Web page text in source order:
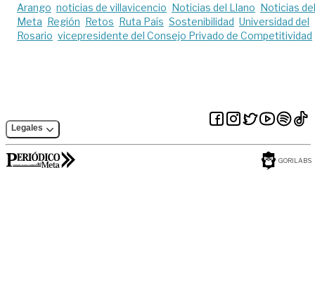
Arango noticias de villavicencio Noticias del Llano Noticias del
Meta Región Retos Ruta País Sostenibilidad Universidad del
Rosario vicepresidente del Consejo Privado de Competitividad
Legales
GORILABS